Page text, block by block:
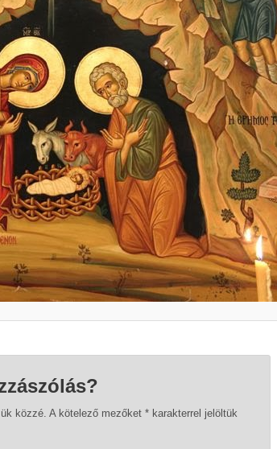
közzé. A kötelező mezőket *karakterrel jelöltük